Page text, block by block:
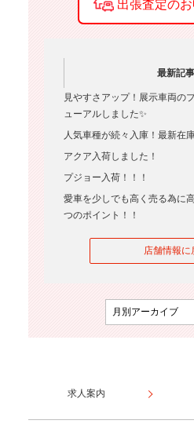
最新記事
見やすさアップ！展示車両の
ューアルしました✨
人気車種が続々入庫！最新在
アクア入荷しました！
プジョー入荷！！！
愛車を少しでも高く売る為に
つのポイント！！
店舗情報に
求人案内